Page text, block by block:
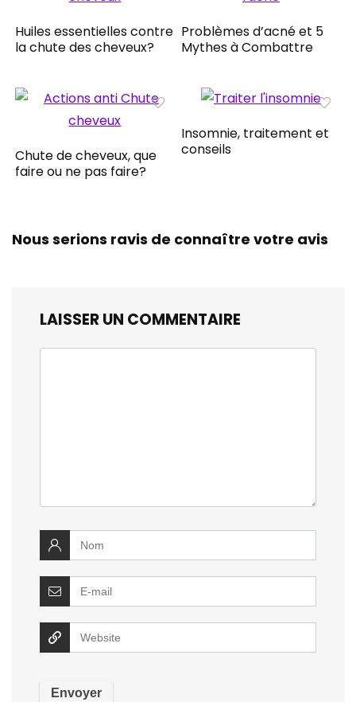
Huiles essentielles contre
la chute des cheveux?
Problèmes d’acné et 5
Mythes à Combattre
Chute de cheveux, que
faire ou ne pas faire?
Insomnie, traitement et
conseils
Nous serions ravis de connaître votre avis
LAISSER UN COMMENTAIRE